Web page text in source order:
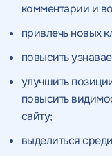
комментарии и
привлечь новых
повысить
улучшить
повысить
сайту;
выделиться